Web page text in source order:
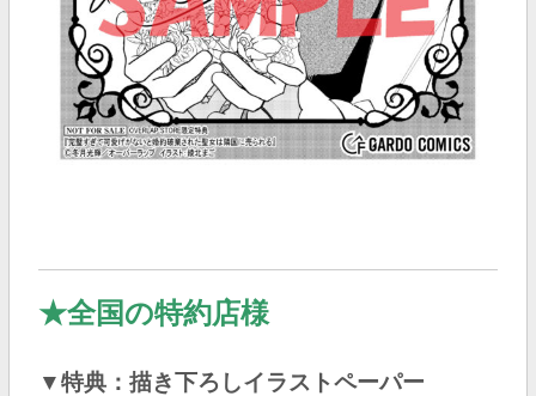
★全国の特約店様
▼特典：描き下ろしイラストペーパー